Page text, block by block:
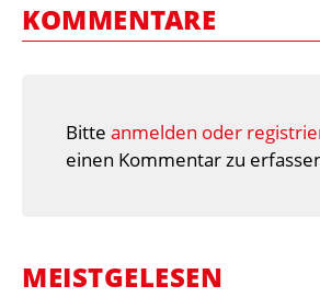
KOMMENTARE
Bitte anmelden oder
einen Kommentar zu
MEISTGELESEN